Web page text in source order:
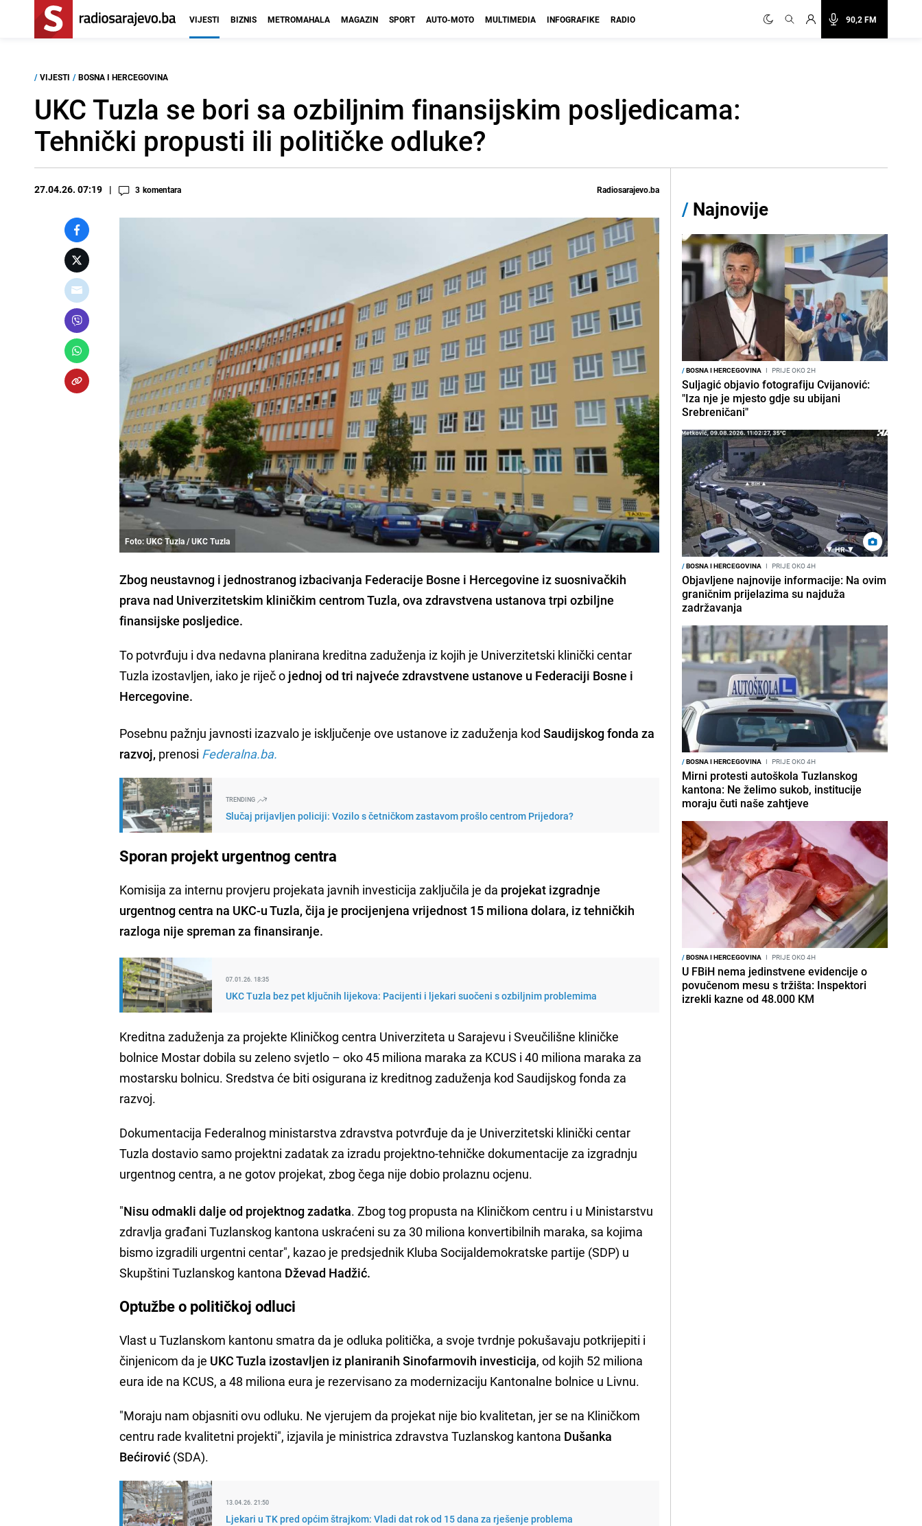
90,2 FM
VIJESTI BIZNIS METROMAHALA MAGAZIN SPORT AUTO-MOTO MULTIMEDIA INFOGRAFIKE RADIO
/ VIJESTI / BOSNA I HERCEGOVINA
UKC Tuzla se bori sa ozbiljnim finansijskim posljedicama:
Tehnički propusti ili političke odluke?
27.04.26. 07:19 3 komentara Radiosarajevo.ba
Foto: UKC Tuzla / UKC Tuzla
Zbog neustavnog i jednostranog izbacivanja Federacije Bosne i Hercegovine iz suosnivačkih
prava nad Univerzitetskim kliničkim centrom Tuzla, ova zdravstvena ustanova trpi ozbiljne
finansijske posljedice.
To potvrđuju i dva nedavna planirana kreditna zaduženja iz kojih je Univerzitetski klinički centar
Tuzla izostavljen, iako je riječ o jednoj od tri najveće zdravstvene ustanove u Federaciji Bosne i
Hercegovine.
Posebnu pažnju javnosti izazvalo je isključenje ove ustanove iz zaduženja kodSaudijskog fonda za
razvoj, prenosi Federalna.ba.
TRENDING
Slučaj prijavljen policiji: Vozilo s četničkom zastavom prošlo centrom Prijedora?
Sporan projekt urgentnog centra
Komisija za internu provjeru projekata javnih investicija zaključila je da projekat izgradnje
urgentnog centra na UKC-u Tuzla, čija je procijenjena vrijednost 15 miliona dolara, iz tehničkih
razloga nije spreman za finansiranje.
07.01.26. 18:35
UKC Tuzla bez pet ključnih lijekova: Pacijenti i ljekari suočeni s ozbiljnim problemima
Kreditna zaduženja za projekte Kliničkog centra Univerziteta u Sarajevu i Sveučilišne kliničke
bolnice Mostar dobila su zeleno svjetlo – oko 45 miliona maraka za KCUS i 40 miliona maraka za
mostarsku bolnicu. Sredstva će biti osigurana iz kreditnog zaduženja kod Saudijskog fonda za
razvoj.
Dokumentacija Federalnog ministarstva zdravstva potvrđuje da je Univerzitetski klinički centar
Tuzla dostavio samo projektni zadatak za izradu projektno-tehničke dokumentacije za izgradnju
urgentnog centra, a ne gotov projekat, zbog čega nije dobio prolaznu ocjenu.
"Nisu odmakli dalje od projektnog zadatka. Zbog tog propusta na Kliničkom centru i u Ministarstvu
zdravlja građani Tuzlanskog kantona uskraćeni su za 30 miliona konvertibilnih maraka, sa kojima
bismo izgradili urgentni centar", kazao je predsjednik Kluba Socijaldemokratske partije (SDP) u
Skupštini Tuzlanskog kantona Dževad Hadžić.
Optužbe o političkoj odluci
Vlast u Tuzlanskom kantonu smatra da je odluka politička, a svoje tvrdnje pokušavaju potkrijepiti i
činjenicom da je UKC Tuzla izostavljen iz planiranih Sinofarmovih investicija, od kojih 52 miliona
eura ide na KCUS, a 48 miliona eura je rezervisano za modernizaciju Kantonalne bolnice u Livnu.
"Moraju nam objasniti ovu odluku. Ne vjerujem da projekat nije bio kvalitetan, jer se na Kliničkom
centru rade kvalitetni projekti", izjavila je ministrica zdravstva Tuzlanskog kantona Dušanka
Bećirović (SDA).
13.04.26. 21:50
Ljekari u TK pred općim štrajkom: Vladi dat rok od 15 dana za rješenje problema
/ Najnovije
/BOSNA I HERCEGOVINA I PRIJE OKO 2H
Suljagić objavio fotografiju Cvijanović:
"Iza nje je mjesto gdje su ubijani
Srebreničani"
/BOSNA I HERCEGOVINA I PRIJE OKO 4H
Objavljene najnovije informacije: Na ovim
graničnim prijelazima su najduža
zadržavanja
/BOSNA I HERCEGOVINA I PRIJE OKO 4H
Mirni protesti autoškola Tuzlanskog
kantona: Ne želimo sukob, institucije
moraju čuti naše zahtjeve
/BOSNA I HERCEGOVINA I PRIJE OKO 4H
U FBiH nema jedinstvene evidencije o
povučenom mesu s tržišta: Inspektori
izrekli kazne od 48.000 KM